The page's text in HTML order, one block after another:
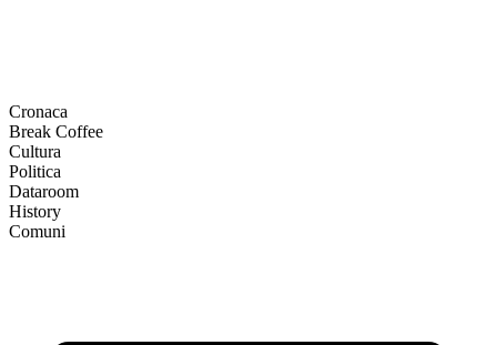
Cronaca
Break Coffee
Cultura
Politica
Dataroom
History
Comuni